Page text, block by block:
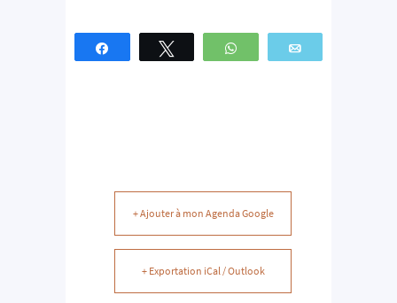
Partagez Tweetez WhatsApp
+ Ajouter à mon Agenda Google
+ Exportation iCal / Outlook